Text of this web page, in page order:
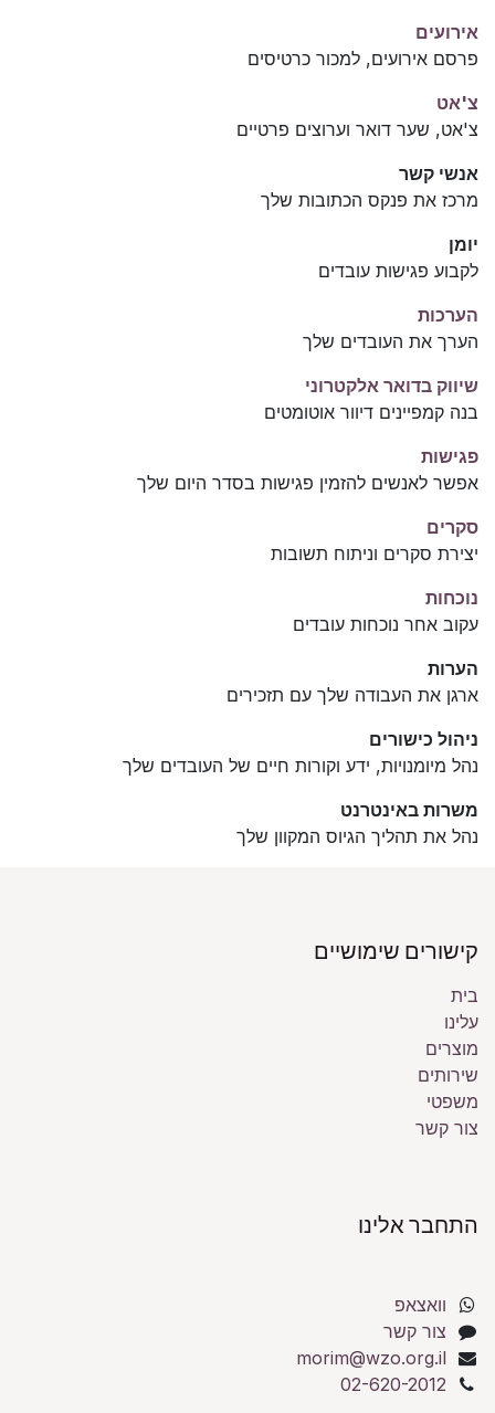
אירועים
פרסם אירועים, למכור כרטיסים
צ'אט
צ'אט, שער דואר וערוצים פרטיים
אנשי קשר
מרכז את פנקס הכתובות שלך
יומן
לקבוע פגישות עובדים
הערכות
הערך את העובדים שלך
שיווק בדואר אלקטרוני
בנה קמפיינים דיוור אוטומטים
פגישות
אפשר לאנשים להזמין פגישות בסדר היום שלך
סקרים
יצירת סקרים וניתוח תשובות
נוכחות
עקוב אחר נוכחות עובדים
הערות
ארגן את העבודה שלך עם תזכירים
ניהול כישורים
נהל מיומנויות, ידע וקורות חיים של העובדים שלך
משרות באינטרנט
נהל את תהליך הגיוס המקוון שלך
קישורים שימושיים
בית
עלינו
מוצרים
שירותים
משפטי
צור קשר
התחבר אלינו
וואצאפ
צור קשר
morim@wzo.org.il
02-620-2012